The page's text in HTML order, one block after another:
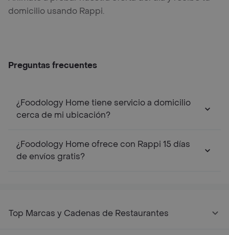
domicilio usando Rappi.
Preguntas frecuentes
¿Foodology Home tiene servicio a domicilio
cerca de mi ubicación?
¿Foodology Home ofrece con Rappi 15 días
de envíos gratis?
Top Marcas y Cadenas de Restaurantes